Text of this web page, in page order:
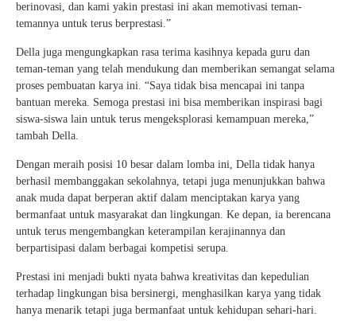
berinovasi, dan kami yakin prestasi ini akan memotivasi teman-
temannya untuk terus berprestasi.”
Della juga mengungkapkan rasa terima kasihnya kepada guru dan
teman-teman yang telah mendukung dan memberikan semangat selama
proses pembuatan karya ini. “Saya tidak bisa mencapai ini tanpa
bantuan mereka. Semoga prestasi ini bisa memberikan inspirasi bagi
siswa-siswa lain untuk terus mengeksplorasi kemampuan mereka,”
tambah Della.
Dengan meraih posisi 10 besar dalam lomba ini, Della tidak hanya
berhasil membanggakan sekolahnya, tetapi juga menunjukkan bahwa
anak muda dapat berperan aktif dalam menciptakan karya yang
bermanfaat untuk masyarakat dan lingkungan. Ke depan, ia berencana
untuk terus mengembangkan keterampilan kerajinannya dan
berpartisipasi dalam berbagai kompetisi serupa.
Prestasi ini menjadi bukti nyata bahwa kreativitas dan kepedulian
terhadap lingkungan bisa bersinergi, menghasilkan karya yang tidak
hanya menarik tetapi juga bermanfaat untuk kehidupan sehari-hari.